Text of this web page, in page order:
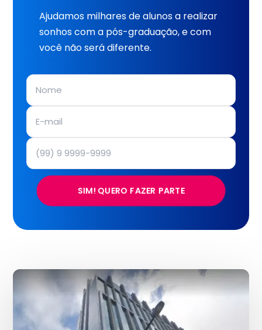
Ajudamos milhares de alunos a realizar
sonhos com a pós-graduação, e com
você não será diferente.
SIM! QUERO FAZER PARTE